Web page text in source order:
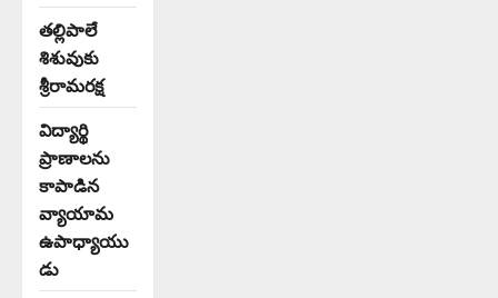
తల్లిపాలే
శిశువుకు
శ్రీరామరక్ష
విద్యార్థి
ప్రాణాలను
కాపాడిన
వ్యాయామ
ఉపాధ్యాయు
డు